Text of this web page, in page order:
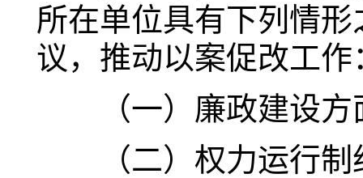
所在单位具有下列情
议，推动以案促改工作
（一）廉政建设方
（二）权力运行制